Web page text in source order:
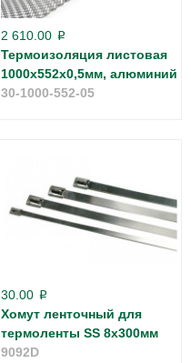
2 610.00 p
Термоизоляция листовая
1000х552х0,5мм, алюминий
30-1000-552-05
30.00 p
Хомут ленточный для
термоленты SS 8х300мм
9092D